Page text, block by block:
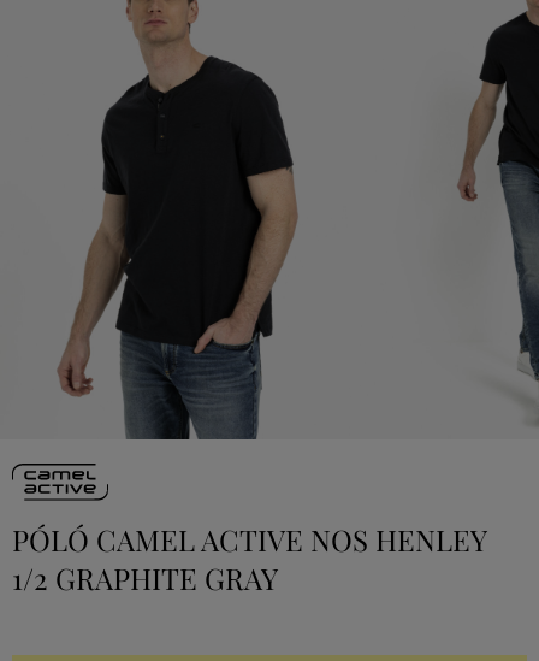
PÓLÓ CAMEL ACTIVE NOS HENLEY
1/2 GRAPHITE GRAY